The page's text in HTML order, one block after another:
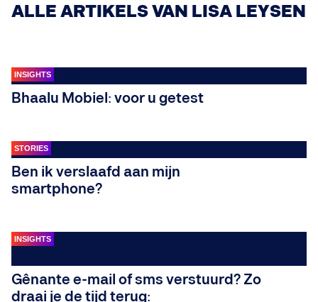
ALLE ARTIKELS VAN LISA LEYSEN
INSIGHTS
Bhaalu Mobiel: voor u getest
STORIES
Ben ik verslaafd aan mijn
smartphone?
INSIGHTS
Gênante e-mail of sms verstuurd? Zo
draai je de tijd terug: